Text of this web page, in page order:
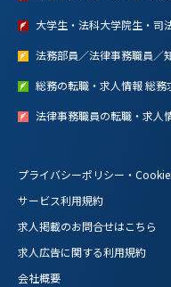
大学生・法科大学院生・司
法務部員／法律事務職員／
総務の転職・求人情報 総務
法律事務職員の転職・求人
プライバシーポリシー・
サービス利用規約
求人掲載のお問合せはこちら
求人広告に関する利用規約
会社概要